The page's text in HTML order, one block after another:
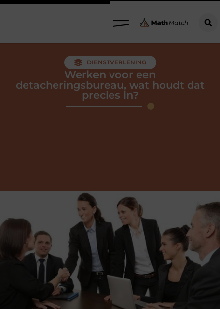
DIENSTVERLENING
Werken voor een
detacheringsbureau, wat houdt dat
precies in?